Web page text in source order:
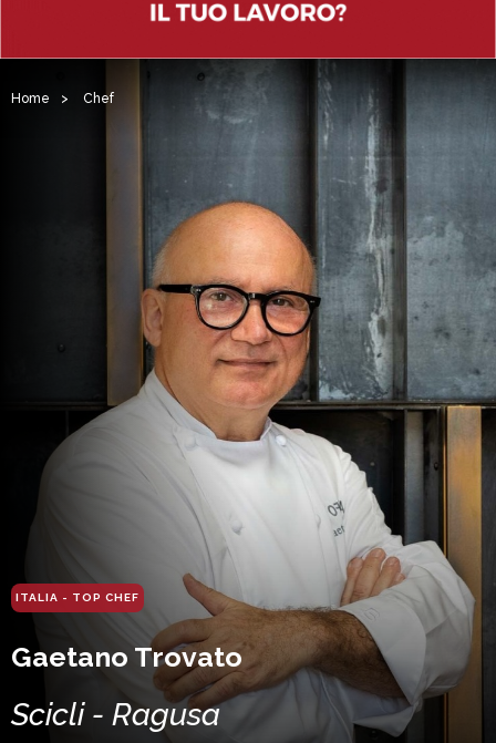
Home > Chef
ITALIA - TOP CHEF
Gaetano Trovato
Scicli - Ragusa